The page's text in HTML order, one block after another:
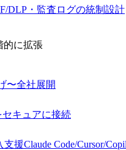
DLP・監査ログの統制設計
的に拡張
〜全社展開
セキュアに接続
支援Claude Code/Cursor/